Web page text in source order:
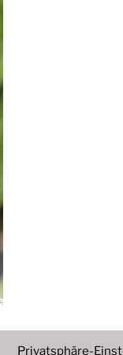
Privatsphäre-